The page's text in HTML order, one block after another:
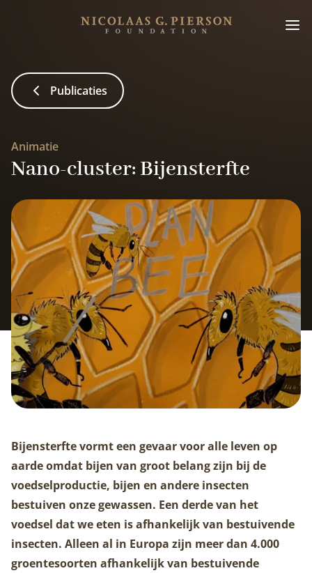
Publicaties
Animatie
Nano-cluster: Bijensterfte
Bijensterfte vormt een gevaar voor alle leven op
aarde omdat bijen van groot belang zijn bij de
voedselproductie, bijen en andere insecten
bestuiven onze gewassen. Een derde van het
voedsel dat we eten is afhankelijk van bestuivende
insecten. Alleen al in Europa zijn meer dan 4.000
groentesoorten afhankelijk van bestuivende